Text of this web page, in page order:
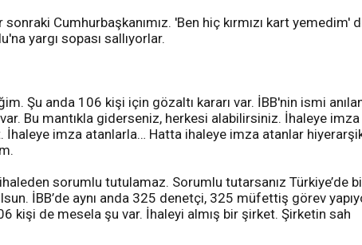
Cumhurbaşkanımız. 'Ben hiç kırmızı kart yemedim'
yargı sopası sallıyorlar.
Şu anda 106 kişi için gözaltı kararı var. İBB'nin ismi
Bu mantıkla giderseniz, herkesi alabilirsiniz. İhaleye imza
imza atanlarla… Hatta ihaleye imza atanlar hiyerarşik
sorumlu tutulamaz. Sorumlu tutarsanız Türkiye’de
İBB’de aynı anda 325 denetçi, 325 müfettiş görev
kişi de mesela şu var. İhaleyi almış bir şirket. Şirketin sah